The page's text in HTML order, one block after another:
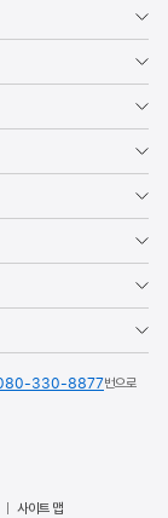
330-8877번으로
사이트 맵